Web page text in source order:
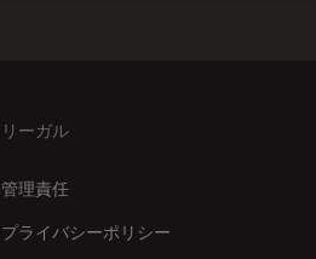
リーガル
管理責任
プライバシーポリシー